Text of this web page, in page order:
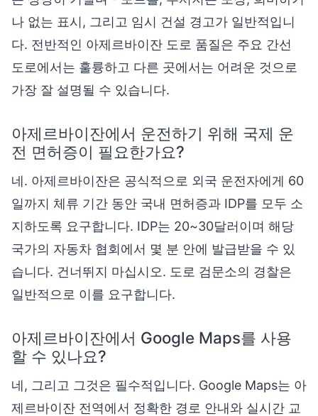
나 없는 표시, 그리고 임시 건설 경고가 일반적입니
다. 전반적인 아제르바이잔 도로 품질은 주요 간선
도로에서는 훌륭하고 다른 곳에서는 어려운 것으로
가장 잘 설명될 수 있습니다.
아제르바이잔에서 운전하기 위해 국제 운
전 면허증이 필요한가요?
네. 아제르바이잔은 공식적으로 외국 운전자에게 60
일까지 체류 기간 동안 국내 면허증과 IDP를 모두 소
지하도록 요구합니다. IDP는 20~30달러이며 해당
국가의 자동차 협회에서 몇 분 안에 발급받을 수 있
습니다. 건너뛰지 마십시오. 도로 검문소의 경찰은
일반적으로 이를 요구합니다.
아제르바이잔에서 Google Maps를 사용
할 수 있나요?
네, 그리고 그것은 필수적입니다. Google Maps는 아
제르바이잔 전역에서 정확한 경로 안내와 실시간 교